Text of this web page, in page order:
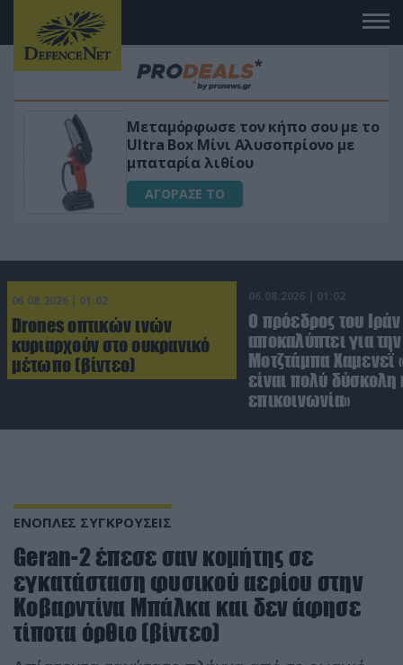
«Μαγική» φόρμουλα τριβόλι + VIP
για αύξηση της λίμπιντο
ΑΓΟΡΑΣΕ ΤΟ
06.08.2026 | 01:02
Drones οπτικών ινών
κυριαρχούν στο ουκρανικό
μέτωπο (βίντεο)
06.08.2026 | 01:02
Ο πρόεδρος του Ιράν
αποκαλύπτει για
Μοτζτάμπα Χαμενεΐ
είναι πολύ δύσκολη
επικοινωνία»
ΕΝΟΠΛΕΣ ΣΥΓΚΡΟΥΣΕΙΣ
Geran-2 έπεσε σαν κομήτης σε
εγκατάσταση φυσικού αερίου στην
Κοβαρντίνα Μπάλκα και δεν άφησε
τίποτα όρθιο (βίντεο)